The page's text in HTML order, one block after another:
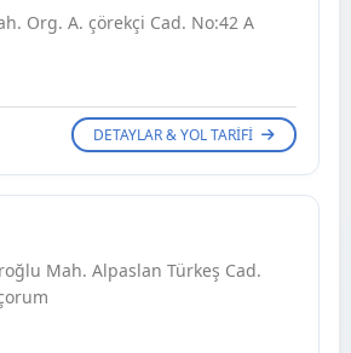
Org. A. çörekçi Cad. No:42 A
DETAYLAR & YOL TARIFI
Mah. Alpaslan Türkeş Cad.